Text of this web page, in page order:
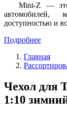
Mini-Z — это
автомобилей,
доступностью и
Подробнее
Главная
Чехол для
1:10